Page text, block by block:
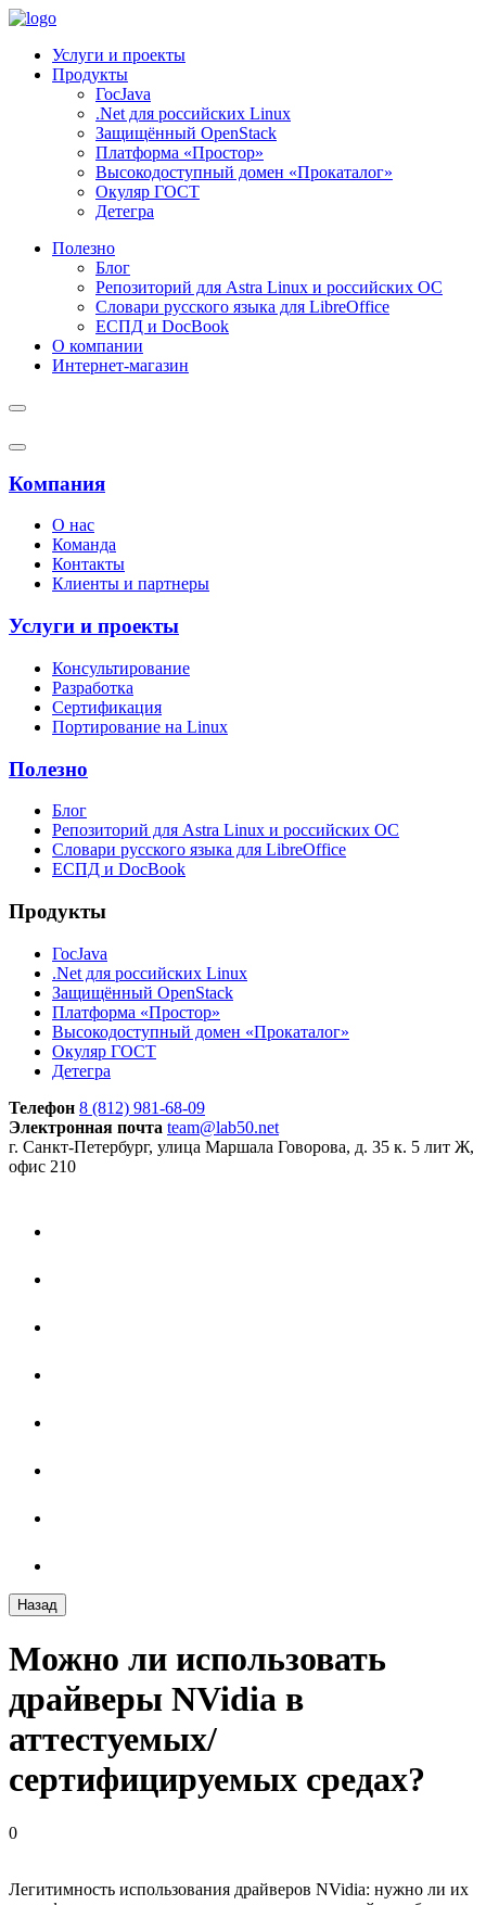
Услуги и проекты
Продукты
ГосJava
.Net для российских Linux
Защищённый OpenStack
Платформа «Простор»
Высокодоступный домен «Прокаталог»
Окуляр ГОСТ
Детегра
Полезно
Блог
Репозиторий для Astra Linux и российских ОС
Словари русского языка для LibreOffice
ЕСПД и DocBook
О компании
Интернет-магазин
Компания
О нас
Команда
Контакты
Клиенты и партнеры
Услуги и проекты
Консультирование
Разработка
Сертификация
Портирование на Linux
Полезно
Блог
Репозиторий для Astra Linux и российских ОС
Словари русского языка для LibreOffice
ЕСПД и DocBook
Продукты
ГосJava
.Net для российских Linux
Защищённый OpenStack
Платформа «Простор»
Высокодоступный домен «Прокаталог»
Окуляр ГОСТ
Детегра
Телефон 8 (812) 981-68-09
Электронная почта team@lab50.net
г. Санкт-Петербург, улица Маршала Говорова, д. 35 к. 5 лит Ж,
офис 210
Назад
Можно ли использовать
драйверы NVidia в
аттестуемых/
сертифицируемых средах?
0
Легитимность использования драйверов NVidia: нужно ли их